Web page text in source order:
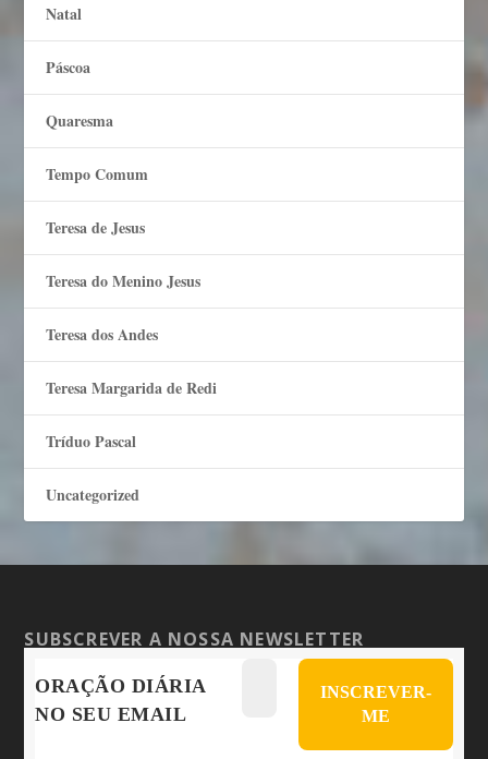
Natal
Páscoa
Quaresma
Tempo Comum
Teresa de Jesus
Teresa do Menino Jesus
Teresa dos Andes
Teresa Margarida de Redi
Tríduo Pascal
Uncategorized
SUBSCREVER A NOSSA NEWSLETTER
ORAÇÃO DIÁRIA
NO SEU EMAIL